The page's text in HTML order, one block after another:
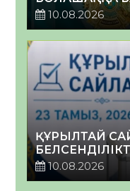
10.08.2026
ҚҰРЫЛТАЙ
10.08.2026